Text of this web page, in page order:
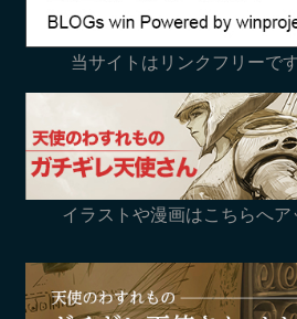
当サイトはリンクフリーで
イラストや漫画はこちらへア